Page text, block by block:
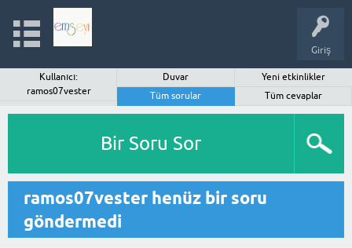
Giriş
Kullanıcı:
ramos07vester
Duvar
Yeni etkinlikler
Tüm sorular
Tüm cevaplar
Bir Soru Sor
ramos07vester henüz bir soru
göndermedi